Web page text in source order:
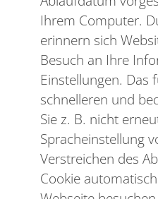
Ihrem Computer.
erinnern sich
Besuch an Ihre
Einstellungen. Das
schnelleren und
Sie z. B. nicht
Spracheinstellung
Verstreichen des
Cookie